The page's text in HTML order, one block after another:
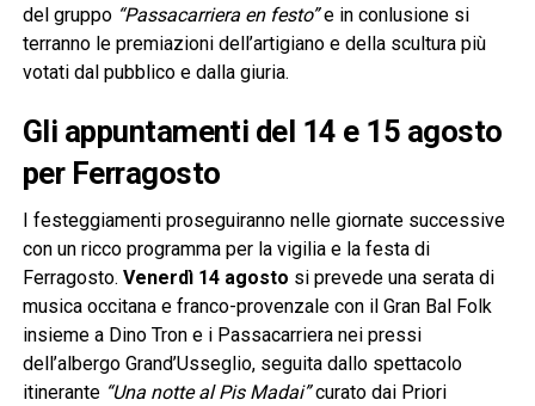
del gruppo “Passacarriera en festo”e in conlusione si
terranno le premiazioni dell’artigiano e della scultura più
votati dal pubblico e dalla giuria.
Gli appuntamenti del 14 e 15 agosto
per Ferragosto
I festeggiamenti proseguiranno nelle giornate successive
con un ricco programma per la vigilia e la festa di
Ferragosto. Venerdì 14 agosto si prevede una serata di
musica occitana e franco-provenzale con il Gran Bal Folk
insieme a Dino Tron e i Passacarriera nei pressi
dell’albergo Grand’Usseglio, seguita dallo spettacolo
itinerante “Una notte al Pis Madai”curato dai Priori